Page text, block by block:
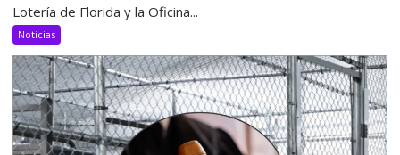
Lotería de Florida y la Oficina...
Noticias